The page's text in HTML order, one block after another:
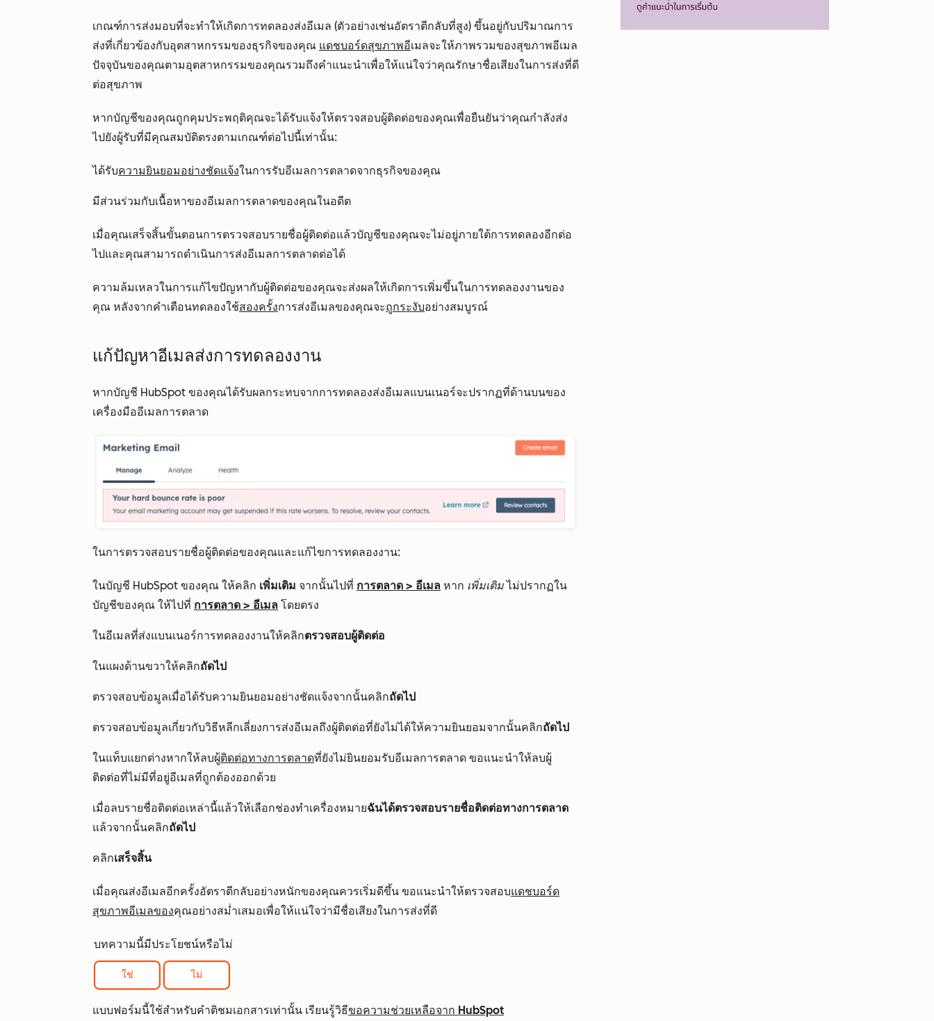
เกณฑ์การส่งมอบที่จะทำให้เกิดการทดลองส่งอีเมล (ตัวอย่างเช่นอัตราตีกลับที่สูง) ขึ้นอยู่กับปริมาณการ
ส่งที่เกี่ยวข้องกับอุตสาหกรรมของธุรกิจของคุณ แดชบอร์ดสุขภาพอีเมลจะให้ภาพรวมของสุขภาพอีเมล
ปัจจุบันของคุณตามอุตสาหกรรมของคุณรวมถึงคำแนะนำเพื่อให้แน่ใจว่าคุณรักษาชื่อเสียงในการส่งที่ดี
ต่อสุขภาพ
หากบัญชีของคุณถูกคุมประพฤติคุณจะได้รับแจ้งให้ตรวจสอบผู้ติดต่อของคุณเพื่อยืนยันว่าคุณกำลังส่ง
ไปยังผู้รับที่มีคุณสมบัติตรงตามเกณฑ์ต่อไปนี้เท่านั้น:
ได้รับความยินยอมอย่างชัดแจ้งในการรับอีเมลการตลาดจากธุรกิจของคุณ
มีส่วนร่วมกับเนื้อหาของอีเมลการตลาดของคุณในอดีต
เมื่อคุณเสร็จสิ้นขั้นตอนการตรวจสอบรายชื่อผู้ติดต่อแล้วบัญชีของคุณจะไม่อยู่ภายใต้การทดลองอีกต่อ
ไปและคุณสามารถดำเนินการส่งอีเมลการตลาดต่อได้
ความล้มเหลวในการแก้ไขปัญหากับผู้ติดต่อของคุณจะส่งผลให้เกิดการเพิ่มขึ้นในการทดลองงานของ
คุณ หลังจากคำเตือนทดลองใช้สองครั้งการส่งอีเมลของคุณจะถูกระงับอย่างสมบูรณ์
แก้ปัญหาอีเมลส่งการทดลองงาน
หากบัญชี HubSpot ของคุณได้รับผลกระทบจากการทดลองส่งอีเมลแบนเนอร์จะปรากฏที่ด้านบนของ
เครื่องมืออีเมลการตลาด
ในการตรวจสอบรายชื่อผู้ติดต่อของคุณและแก้ไขการทดลองงาน:
ในบัญชี HubSpot ของคุณ ให้คลิก เพิ่มเติม จากนั้นไปที่ การตลาด > อีเมล หาก เพิ่มเติมไม่ปรากฏใน
บัญชีของคุณ ให้ไปที่ การตลาด > อีเมล โดยตรง
ในอีเมลที่ส่งแบนเนอร์การทดลองงานให้คลิกตรวจสอบผู้ติดต่อ
ในแผงด้านขวาให้คลิกถัดไป
ตรวจสอบข้อมูลเมื่อได้รับความยินยอมอย่างชัดแจ้งจากนั้นคลิกถัดไป
ตรวจสอบข้อมูลเกี่ยวกับวิธีหลีกเลี่ยงการส่งอีเมลถึงผู้ติดต่อที่ยังไม่ได้ให้ความยินยอมจากนั้นคลิกถัดไป
ในแท็บแยกต่างหากให้ลบผู้ติดต่อทางการตลาดที่ยังไม่ยินยอมรับอีเมลการตลาด ขอแนะนำให้ลบผู้
ติดต่อที่ไม่มีที่อยู่อีเมลที่ถูกต้องออกด้วย
เมื่อลบรายชื่อติดต่อเหล่านี้แล้วให้เลือกช่องทำเครื่องหมายฉันได้ตรวจสอบรายชื่อติดต่อทางการตลาด
แล้วจากนั้นคลิกถัดไป
คลิกเสร็จสิ้น
เมื่อคุณส่งอีเมลอีกครั้งอัตราตีกลับอย่างหนักของคุณควรเริ่มดีขึ้น ขอแนะนำให้ตรวจสอบแดชบอร์ด
สุขภาพอีเมลของคุณอย่างสม่ำเสมอเพื่อให้แน่ใจว่ามีชื่อเสียงในการส่งที่ดี
บทความนี้มีประโยชน์หรือไม่
ใช่ ไม่
แบบฟอร์มนี้ใช้สำหรับคำติชมเอกสารเท่านั้น เรียนรู้วิธีขอความช่วยเหลือจาก HubSpot